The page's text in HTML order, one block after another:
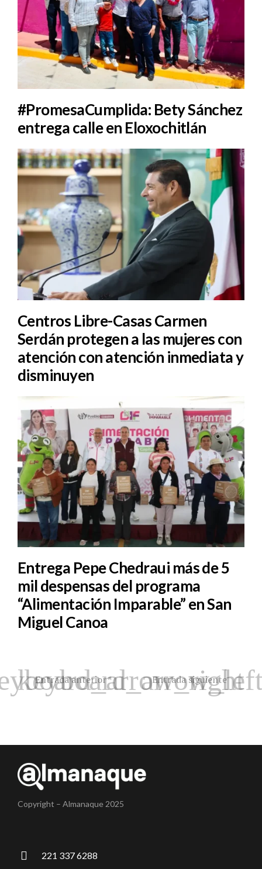
#PromesaCumplida: Bety Sánchez
entrega calle en Eloxochitlán
Centros Libre-Casas Carmen
Serdán protegen a las mujeres con
atención con atención inmediata y
disminuyen
Entrega Pepe Chedraui más de 5
mil despensas del programa
“Alimentación Imparable” en San
Miguel Canoa
Entrada anterior Entrada siguiente
Copyright – Almanaque 2025
221 337 6288